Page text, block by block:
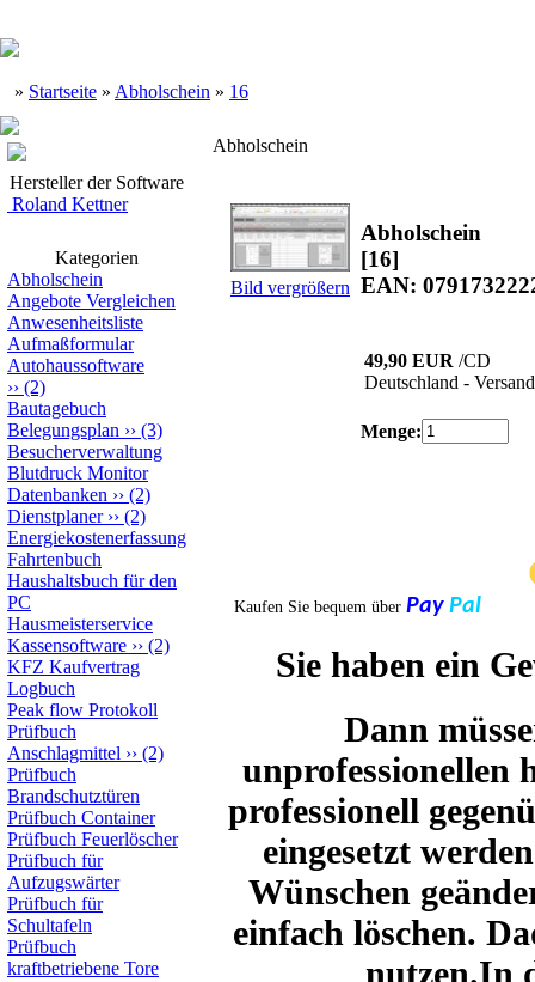
» Startseite » Abholschein » 16
Hersteller der Software
Roland Kettner
Kategorien
Abholschein
Angebote Vergleichen
Anwesenheitsliste
Aufmaßformular
Autohaussoftware
›› (2)
Bautagebuch
Belegungsplan ›› (3)
Besucherverwaltung
Blutdruck Monitor
Datenbanken ›› (2)
Dienstplaner›› (2)
Energiekostenerfassung
Fahrtenbuch
Haushaltsbuch für den
PC
Hausmeisterservice
Kassensoftware ›› (2)
KFZ Kaufvertrag
Logbuch
Peak flow Protokoll
Prüfbuch
Anschlagmittel ›› (2)
Prüfbuch
Brandschutztüren
Prüfbuch Container
Prüfbuch Feuerlöscher
Prüfbuch für
Aufzugswärter
Prüfbuch für
Schultafeln
Prüfbuch
kraftbetriebene Tore
Abholschein
Bild vergrößern
Abholschein
[16]
EAN:
49,90 EUR /CD
Deutschland -
Menge:
Kaufen Sie bequem über Pay Pal
Sie haben ein
Dann
unprofessionellen
professionell
eingesetzt
Wünschen
einfach löschen.
nutzen.In